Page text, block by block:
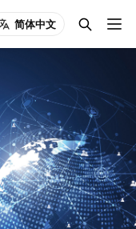
简体中文